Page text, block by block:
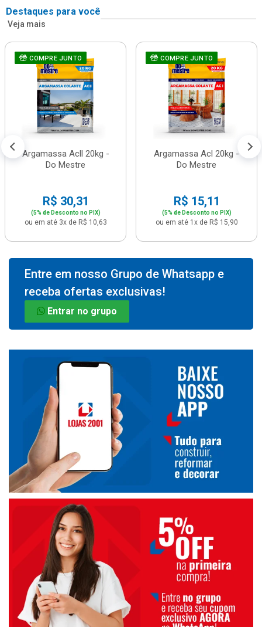
Destaques para você
Veja mais
COMPRE JUNTO
Argamassa Acll 20kg -
Do Mestre
R$ 30,31
(5% de Desconto no PIX)
ou em até 3x de R$ 10,63
COMPRE JUNTO
Argamassa Acl 20kg -
Do Mestre
R$ 15,11
(5% de Desconto no PIX)
ou em até 1x de R$ 15,90
Entre em nosso Grupo de Whatsapp e
receba ofertas exclusivas!
Entrar no grupo